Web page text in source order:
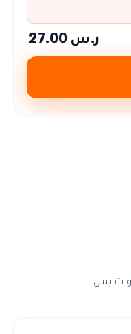
ر.س 27.00